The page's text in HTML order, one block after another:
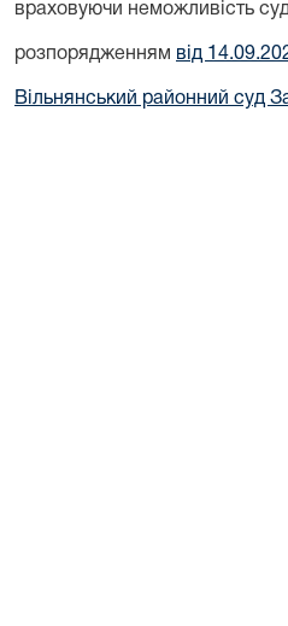
враховуючи неможливість
розпорядженням від
Вільнянський районний суд